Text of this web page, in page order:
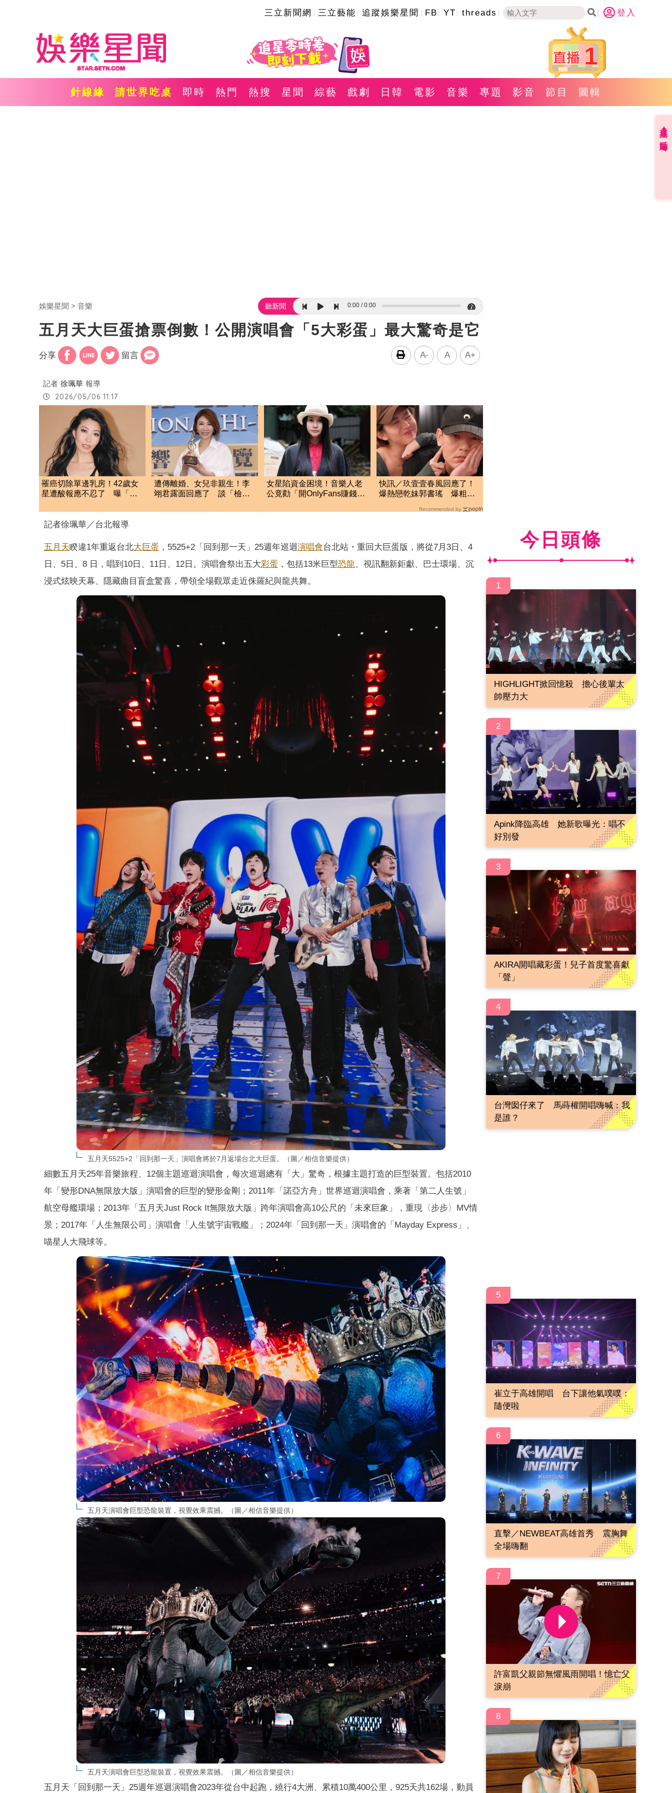
三立新聞網 三立藝能 追蹤娛樂星聞 FB YT threads 登入
1
針線緣 請世界吃桌 即時 熱門 熱搜 星聞 綜藝 戲劇 日韓 電影 音樂 專題 影音 節目 圖輯
娛樂星聞 音樂 聽新聞 0:00 0:00
五月天大巨蛋搶票倒數！公開演唱會「5大彩蛋」最大驚奇是它
分享 留言 A- A A+
記者 徐珮華 報導
2026/05/06 11:17
罹癌切除單邊乳房！42歲女
星遭酸報應不忍了 曝「煎
遭傳離婚、女兒非親生！李
翊君露面回應了 談「檢場
女星陷資金困境！音樂人老
公竟勸「開OnlyFans賺錢」
快訊／玖壹壹春風回應了！
爆熱戀乾妹郭書瑤 爆粗口
Recommended by
記者徐珮華／台北報導
五月天睽違1年重返台北大巨蛋 ，5525+2「回到那一天」25週年巡迴演唱會台北站・重回大巨蛋版，將從7月3日、4
日、5日、8 日，唱到10日、11日、12日。演唱會祭出五大彩蛋 ，包括13米巨型恐龍、視訊翻新鉅獻、巴士環場、沉
浸式炫映天幕、隱藏曲目盲盒驚喜，帶領全場觀眾走近侏羅紀與龍共舞。
五月天5525+2「回到那一天」演唱會將於7月返場台北大巨蛋。（圖／相信音樂提供）
細數五月天25年音樂旅程、12個主題巡迴演唱會，每次巡迴總有「大」驚奇，根據主題打造的巨型裝置。包括2010
年「變形DNA無限放大版」演唱會的巨型的變形金剛；2011年「諾亞方舟」世界巡迴演唱會，乘著「第二人生號」
航空母艦環場；2013年「五月天Just Rock It無限放大版」跨年演唱會高10公尺的「未來巨象」，重現〈步步〉MV情
景；2017年「人生無限公司」演唱會「人生號宇宙戰艦」；2024年「回到那一天」演唱會的「Mayday Express」、
喵星人大飛球等。
五月天演唱會巨型恐龍裝置，視覺效果震撼。（圖／相信音樂提供）
五月天演唱會巨型恐龍裝置，視覺效果震撼。（圖／相信音樂提供）
五月天「回到那一天」25週年巡迴演唱會2023年從台中起跑，繞行4大洲、累積10萬400公里，925天共162場，動員
今日頭條
1
HIGHLIGHT掀回憶殺 擔心後輩太
帥壓力大
2
Apink降臨高雄 她新歌曝光：唱不
好別發
3
AKIRA開唱藏彩蛋！兒子首度驚喜獻
「聲」
4
台灣囡仔來了 馬蒔權開唱嗨喊：我
是誰？
5
崔立于高雄開唱 台下讓他氣噗噗：
隨便啦
6
直擊／NEWBEAT高雄首秀 震胸舞
全場嗨翻
7
許富凱父親節無懼風雨開唱！憶亡父
淚崩
8
直播✦活動